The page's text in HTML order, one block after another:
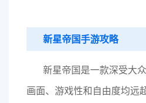
新星帝国手游攻略
新星帝国是一款深受大
画面、游戏性和自由度均远